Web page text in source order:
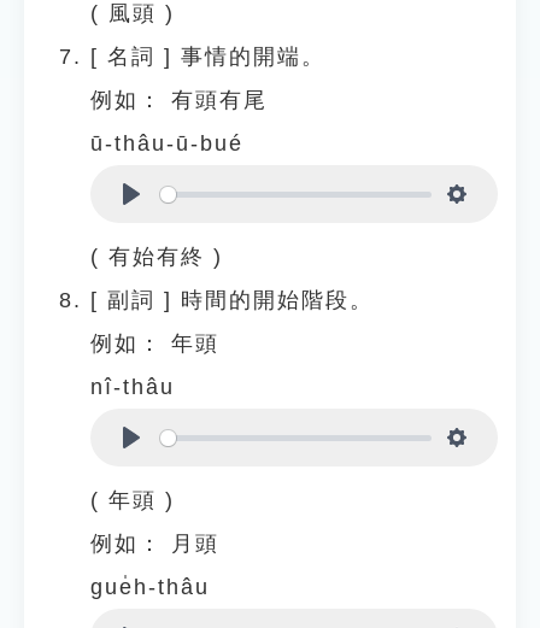
( 風頭 )
[ 名詞 ] 事情的開端。
例如：
有頭有尾
ū-thâu-ū-bué
( 有始有終 )
[ 副詞 ] 時間的開始階段。
例如：
年頭
nî-thâu
( 年頭 )
例如：
月頭
gue̍h-thâu